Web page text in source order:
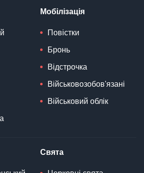
Мобілізація
Повістки
Бронь
Відстрочка
Військовозобов'язані
Військовий облік
Свята